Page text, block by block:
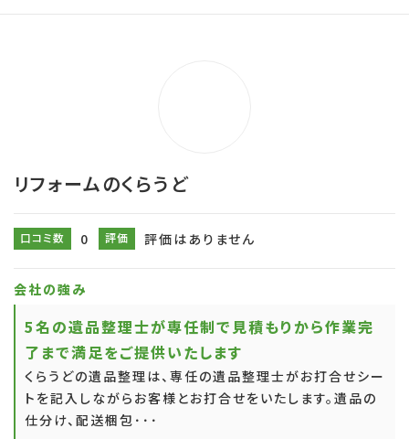
リフォームのくらうど
口コミ数 0 評価 評価はありません
会社の強み
5名の遺品整理士が専任制で見積もりから作業完
了まで満足をご提供いたします
くらうどの遺品整理は、専任の遺品整理士がお打合せシー
トを記入しながらお客様とお打合せをいたします。遺品の
仕分け、配送梱包･･･